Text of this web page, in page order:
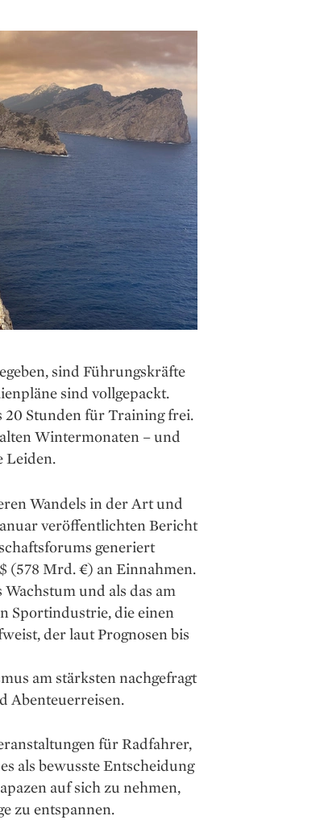
sind Führungskräfte
sind vollgepackt.
20 Stunden für Training frei.
Wintermonaten – und
Leiden.
Wandels in der Art und
veröffentlichten Bericht
generiert
(578 Mrd. €) an Einnahmen.
und als das am
Sportindustrie, die einen
der laut Prognosen bis
am stärksten nachgefragt
Abenteuerreisen.
für Radfahrer,
als bewusste Entscheidung
auf sich zu nehmen,
zu entspannen.